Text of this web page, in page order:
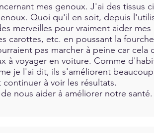
mes genoux. J'ai des tissus
Quoi qu'il en soit, depuis
merveilles pour vraiment aider
carottes, etc. en poussant la
pas marcher à peine car
à voyager en voiture. Comme
je l'ai dit, ils s'améliorent
à voir les résultats.
nous aider à améliorer notre santé.